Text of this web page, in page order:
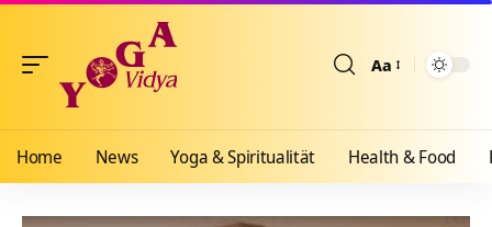
Aa
Home News Yoga & Spiritualität Health & Food